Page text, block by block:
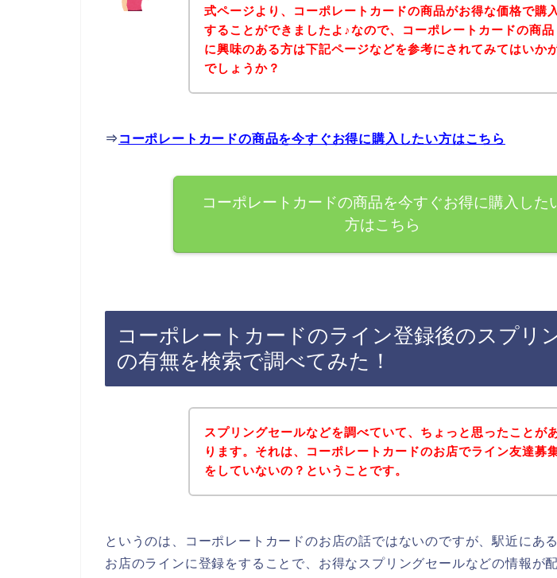
式ページより、コーポレートカードの商品がお得な価格で購入
することができましたよ♪なので、コーポレートカードの商品
に興味のある方は下記ページなどを参考にされてみてはいか
でしょうか？
⇒ コーポレートカードの商品を今すぐお得に購入したい方はこちら
コーポレートカードの商品を今すぐお得に購入した
方はこちら
コーポレートカードのライン登録後のスプリ
の有無を検索で調べてみた！
スプリングセールなどを調べていて、ちょっと思ったことが
ります。それは、コーポレートカードのお店でライン友達募
をしていないの？ということです。
というのは、コーポレートカードのお店の話ではないのですが、駅近にあ
お店のラインに登録をすることで、お得なスプリングセールなどの情報が